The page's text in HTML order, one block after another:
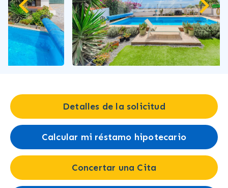
Detalles de la solicitud
Calcular mi réstamo hipotecario
Concertar una Cita